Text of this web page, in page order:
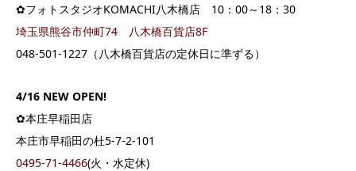
✿フォトスタジオKOMACHI八木橋店 10：00～18：30
埼玉県熊谷市仲町74 八木橋百貨店8F
048-501-1227（八木橋百貨店の定休日に準ずる）
4/16 NEW OPEN!
✿本庄早稲田店
本庄市早稲田の杜5-7-2-101
0495-71-4466(火・水定休)